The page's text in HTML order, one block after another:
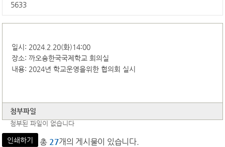
5633
일시: 2024.2.20(화)14:00
장소: 까오숑한국국제학교 회의실
내용: 2024년 학교운영을위한 협의회 실시
첨부파일
첨부된 파일이 없습니다
인쇄하기 총 27개의 게시물이 있습니다.